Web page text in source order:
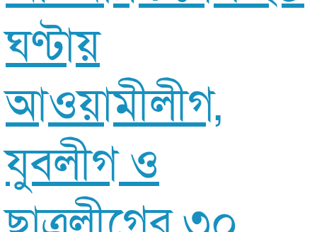
ঘণ্টায়
আওয়ামীলীগ,
যুবলীগ ও